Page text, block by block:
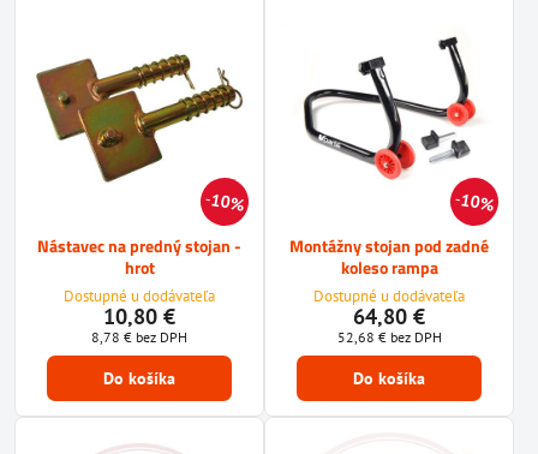
10%
Nástavec na predný stojan -
hrot
Dostupné u dodávateľa
10,80 €
8,78 € bez DPH
Do košíka
10%
Montážny stojan pod zadné
koleso rampa
Dostupné u dodávateľa
64,80 €
52,68 € bez DPH
Do košíka